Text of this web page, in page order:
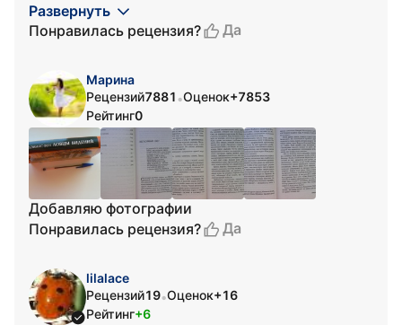
Развернуть
Понравилась рецензия?
Да
Марина
Рецензий7881 •Оценок+7853
Рейтинг0
Добавляю фотографии
Понравилась рецензия?
Да
lilalace
Рецензий19•Оценок+16
Рейтинг+6